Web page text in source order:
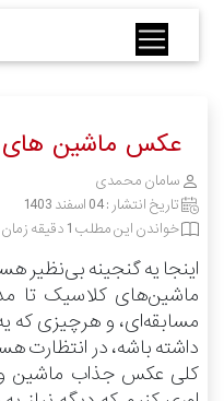
عکس ماشین های
سامان محمدی
تاریخ انتشار :04 اسفند 1403
خواندن این مطلب 1 دقیقه زمان میبرد
اینجا یه گنجینه بی‌نظیر
ماشین‌های کلاسیک تا
مسابقه‌ای، و هرچیزی که
داشته باشه، در انتظارت
کلی عکس جذاب ماشین و